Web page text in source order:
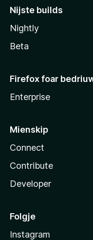
Nijste builds
Nightly
Beta
Firefox foar
Enterprise
Mienskip
Connect
Contribute
Developer
Folgje
Instagram